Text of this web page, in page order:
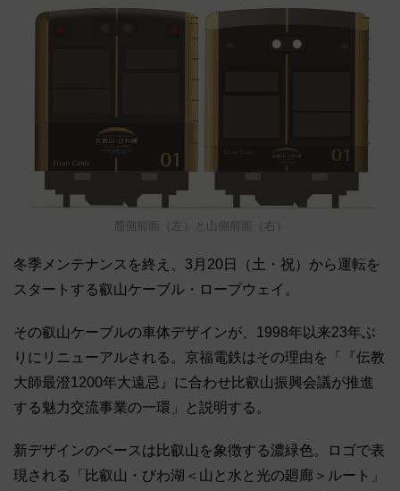
麓側前面（左）と山側前面（右）
冬季メンテナンスを終え、3月20日（土・祝）から運転を
スタートする叡山ケーブル・ロープウェイ。
その叡山ケーブルの車体デザインが、1998年以来23年ぶ
りにリニューアルされる。京福電鉄はその理由を「『伝教
大師最澄1200年大遠忌』に合わせ比叡山振興会議が推進
する魅力交流事業の一環」と説明する。
新デザインのベースは比叡山を象徴する濃緑色。ロゴで表
現される「比叡山・びわ湖＜山と水と光の廻廊＞ルート」